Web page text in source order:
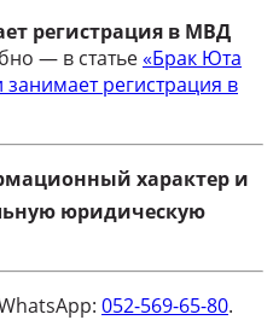
регистрация в МВД
— в статье«Брак Юта
регистрация в
характер и
юридическую
052-569-65-80.